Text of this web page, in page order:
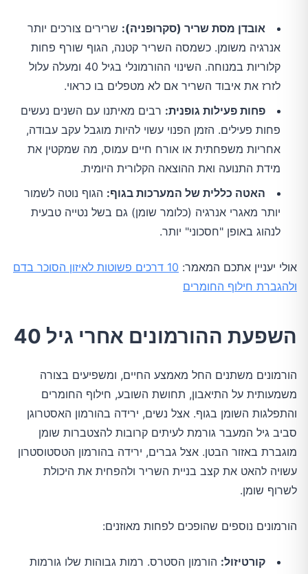
אובדן מסת שריר (סקרופניה): שרירים צורכים יותר
אנרגיה משומן. כשמסה השריר קטנה, הגוף שורף פחות
קלוריות במנוחה. השינוי ההורמונלי בגיל 40 ומעלה עלול
לזרז את איבוד השריר אם לא מטפלים בו כראוי.
פחות פעילות גופנית: רבים מאיתנו עם השנים נעשים
פחות פעילים. הזמן הפנוי עשוי להיות מוגבל עקב עבודה,
אחריות משפחתית או אורח חיים עמוס, מה שמקטין את
מידת התנועה ואת ההוצאה הקלורית היומית.
האטה כללית של המערכות בגוף: הגוף נוטה לשמור
יותר מאגרי אנרגיה (כלומר שומן) גם בשל נטייה טבעית
לנהוג באופן "חסכוני" יותר.
אולי יעניין אתכם המאמר:
10 דרכים פשוטות לאיזון הסוכר בדם
ולהגברת חילוף החומרים
השפעת ההורמונים אחרי גיל 40
הורמונים משתנים החל מאמצע החיים, ומשפיעים בצורה
משמעותית על התיאבון, תחושת השובע, חילוף החומרים
והתפלגות השומן בגוף. אצל נשים, ירידה בהורמון האסטרוגן
סביב גיל המעבר גורמת לעיתים קרובות להצטברות שומן
מוגברת באזור הבטן. אצל גברים, ירידה בהורמון הטסטוסטרון
עשויה להאט את קצב בניית השריר ולהפחית את היכולת
לשרוף שומן.
הורמונים נוספים שהופכים לפחות מאוזנים:
קורטיזול: הורמון הסטרס. רמות גבוהות שלו גורמות